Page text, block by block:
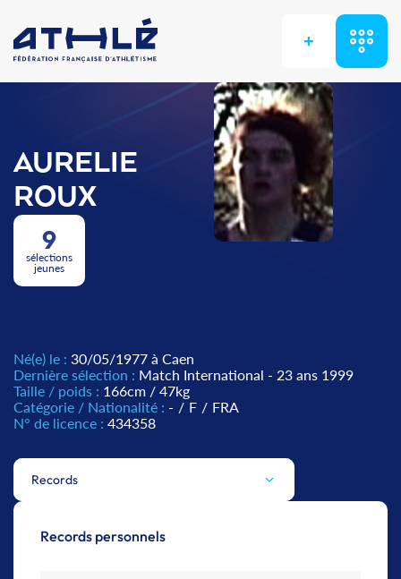
+
AURELIE
ROUX
9
sélections
jeunes
Né(e) le : 30/05/1977 à Caen
Dernière sélection : Match International - 23 ans 1999
Taille / poids : 166cm / 47kg
Catégorie / Nationalité : - / F / FRA
N° de licence : 434358
Records
Records personnels